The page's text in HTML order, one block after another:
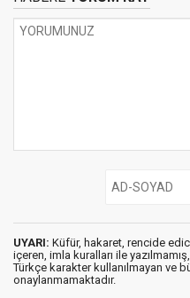
UYARI: Küfür, hakaret, rencide
içeren, imla kuralları ile yazılmamış,
Türkçe karakter kullanılmayan ve
onaylanmamaktadır.